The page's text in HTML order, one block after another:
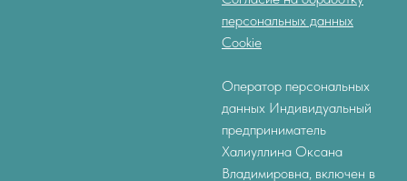
персональных данных
Cookie
Оператор персональных
данных Индивидуальный
предприниматель
Халиуллина Оксана
Владимировна, включен в